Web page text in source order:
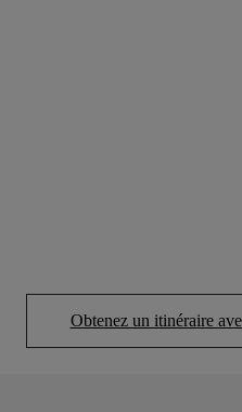
Obtenez un itinéraire